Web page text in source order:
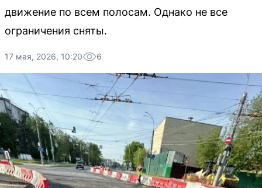
движение по всем полосам. Однако не все
ограничения сняты.
17 мая, 2026, 10:20 6